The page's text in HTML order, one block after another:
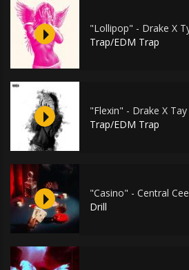
"Lollipop" - Drake X
Trap/EDM Trap
"Flexin" - Drake X
Trap/EDM Trap
"Casino" - Central
Drill